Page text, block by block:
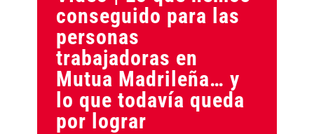
conseguido para las
personas
trabajadoras en
Mutua Madrileña… y
lo que todavía queda
por lograr